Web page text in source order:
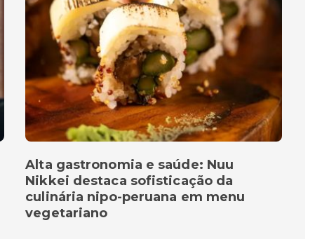
Alta gastronomia e saúde: Nuu
Nikkei destaca sofisticação da
culinária nipo-peruana em menu
vegetariano